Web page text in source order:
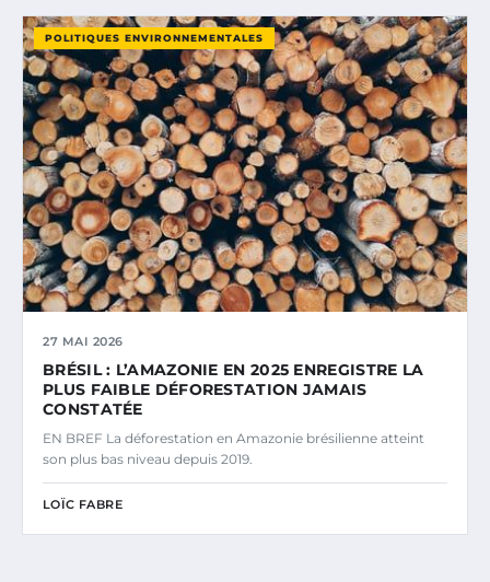
POLITIQUES ENVIRONNEMENTALES
27 MAI 2026
BRÉSIL : L’AMAZONIE EN 2025 ENREGISTRE LA
PLUS FAIBLE DÉFORESTATION JAMAIS
CONSTATÉE
EN BREF La déforestation en Amazonie brésilienne atteint
son plus bas niveau depuis 2019.
LOÏC FABRE